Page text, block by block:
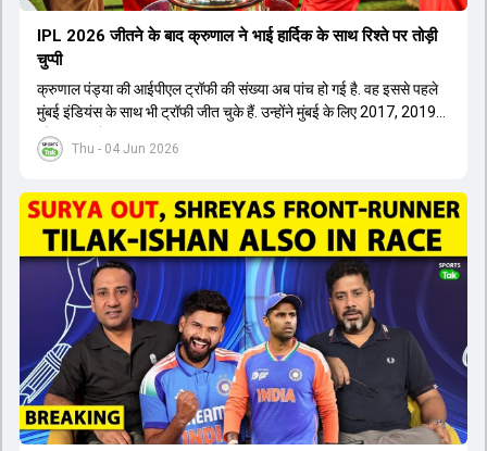
Thu - 04 Jun 2026
IPL 2026 जीतने के बाद क्रुणाल ने भाई हार्द‍िक के साथ र‍िश्ते पर तोड़ी
चुप्पी
क्रुणाल पंड्या की आईपीएल ट्रॉफी की संख्या अब पांच हो गई है. वह इससे पहले
मुंबई इंडियंस के साथ भी ट्रॉफी जीत चुके हैं. उन्होंने मुंबई के लिए 2017, 2019
और 2020 में ट्रॉफी जीती थी.